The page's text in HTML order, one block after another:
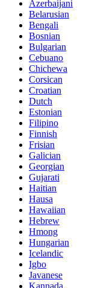
Azerbaijani
Belarusian
Bengali
Bosnian
Bulgarian
Cebuano
Chichewa
Corsican
Croatian
Dutch
Estonian
Filipino
Finnish
Frisian
Galician
Georgian
Gujarati
Haitian
Hausa
Hawaiian
Hebrew
Hmong
Hungarian
Icelandic
Igbo
Javanese
Kannada